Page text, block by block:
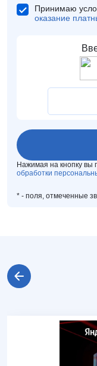
Принимаю
оказание
Нажимая на кнопку вы
обработки
* - поля, отмеченные